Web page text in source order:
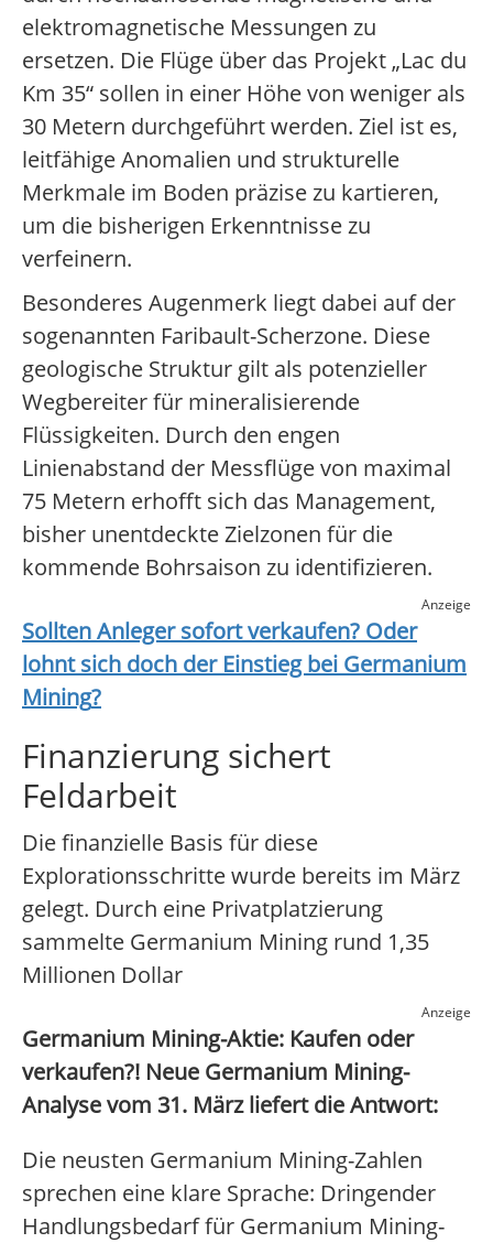
elektromagnetische Messungen zu
ersetzen. Die Flüge über das Projekt „Lac du
Km 35“ sollen in einer Höhe von weniger als
30 Metern durchgeführt werden. Ziel ist es,
leitfähige Anomalien und strukturelle
Merkmale im Boden präzise zu kartieren,
um die bisherigen Erkenntnisse zu
verfeinern.
Besonderes Augenmerk liegt dabei auf der
sogenannten Faribault-Scherzone. Diese
geologische Struktur gilt als potenzieller
Wegbereiter für mineralisierende
Flüssigkeiten. Durch den engen
Linienabstand der Messflüge von maximal
75 Metern erhofft sich das Management,
bisher unentdeckte Zielzonen für die
kommende Bohrsaison zu identifizieren.
Anzeige
Sollten Anleger sofort verkaufen? Oder
lohnt sich doch der Einstieg bei Germanium
Mining?
Finanzierung sichert
Feldarbeit
Die finanzielle Basis für diese
Explorationsschritte wurde bereits im März
gelegt. Durch eine Privatplatzierung
sammelte Germanium Mining rund 1,35
Millionen Dollar
Anzeige
Germanium Mining-Aktie: Kaufen oder
verkaufen?! Neue Germanium Mining-
Analyse vom 31. März liefert die Antwort:
Die neusten Germanium Mining-Zahlen
sprechen eine klare Sprache: Dringender
Handlungsbedarf für Germanium Mining-